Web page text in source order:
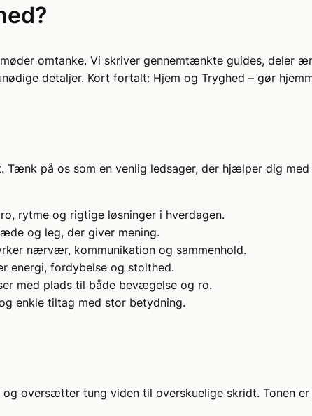
omtanke. Vi skriver gennemtænkte guides, deler
detaljer. Kort fortalt: Hjem og Tryghed – gør
på os som en venlig ledsager, der hjælper dig
rytme og rigtige løsninger i hverdagen.
og leg, der giver mening.
nærvær, kommunikation og sammenhold.
energi, fordybelse og stolthed.
med plads til både bevægelse og ro.
enkle tiltag med stor betydning.
oversætter tung viden til overskuelige skridt. Tonen